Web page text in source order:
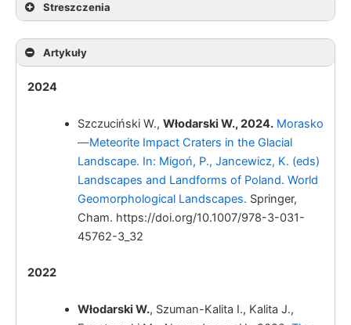
Streszczenia
Włodarski, W.
Landforms.
Artykuły
2024
Szczuciński W., Włodarski W., 2024. Morasko
—Meteorite Impact Craters in the Glacial
Landscape. In: Migoń, P., Jancewicz, K. (eds)
Landscapes and Landforms of Poland. World
Geomorphological Landscapes. Springer,
Cham. https://doi.org/10.1007/978-3-031-
45762-3_32
2022
Włodarski W., Szuman-Kalita I., Kalita J.,